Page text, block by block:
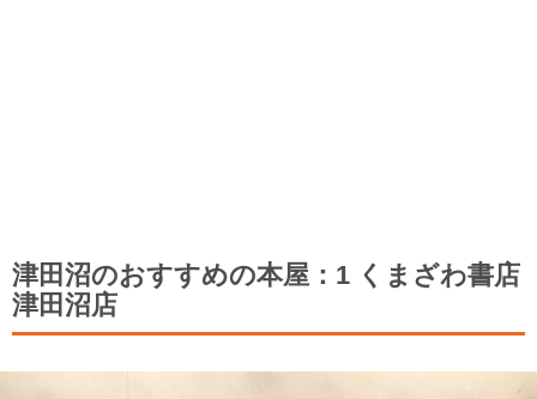
津田沼のおすすめの本屋：1 くまざわ書店
津田沼店